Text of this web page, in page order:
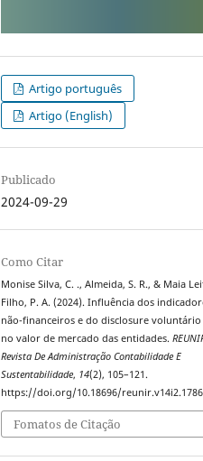
Artigo português
Artigo (English)
Publicado
2024-09-29
Como Citar
Monise Silva, C. ., Almeida, S. R., & Maia
Filho, P. A. (2024). Influência dos
não-financeiros e do disclosure voluntário
no valor de mercado das entidades.
Revista De Administração Contabilidade E
Sustentabilidade, 14(2), 105–121.
https://doi.org/10.18696/reunir.v14i2.1786
Fomatos de Citação